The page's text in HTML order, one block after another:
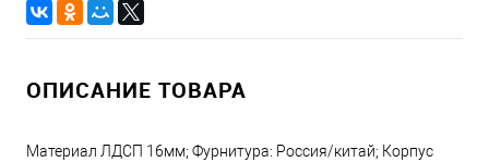
ОПИСАНИЕ ТОВАРА
Материал ЛДСП 16мм; Фурнитура: Россия/китай; Корпус